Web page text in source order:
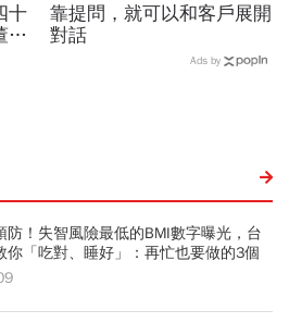
十
座
靠提問，就可以和客戶展開
對話
Ads by
防！失智風險最低的BMI數字曝光，台
你「吃對、睡好」：再忙也要做的3個